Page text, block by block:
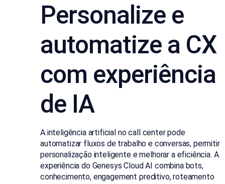
Personalize e
automatize a CX
com experiência
de IA
A inteligência artificial no call center pode
automatizar fluxos de trabalho e conversas, permitir
personalização inteligente e melhorar a eficiência. A
experiência do Genesys Cloud AI combina bots,
conhecimento, engagement preditivo, roteamento